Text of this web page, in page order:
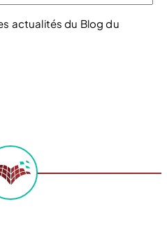
actualités du Blog du